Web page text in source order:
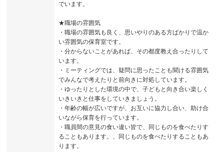
でいます。
★職場の雰囲気
・職場の雰囲気も良く、思いやりのある方ばかりで温か
い雰囲気の保育室です。
・分からないことがあれば、その都度教え合ったりして
います。
・ミーティングでは、疑問に思ったことも聞ける雰囲気
でみんなで考えたりと前向きに対処しています。
・ゆったりとした環境の中で、子どもと向き合い楽しく
いきいきと仕事をしていきましょう。
・年齢の幅が広いですが、お互いに協力し合い、助け合
いながら保育を行っています。
・職員間の意見の食い違い皆で、同じものを食べたりす
ることもあります。、同じものを食べたりすることもあ
ります。